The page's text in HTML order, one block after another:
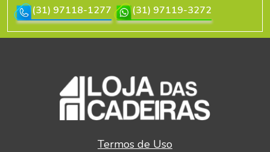
(31) 97118-1277
(31) 97119-3272
Termos de Uso